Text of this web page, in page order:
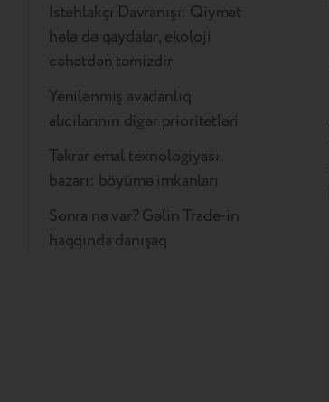
İstehlakçı Davranışı: Qiymət
hələ də qaydalar, ekoloji
cəhətdən təmizdir
Yenilənmiş avadanlıq
alıcılarının digər prioritetləri
Təkrar emal texnologiyası
bazarı: böyümə imkanları
Sonra nə var? Gəlin Trade-in
haqqında danışaq